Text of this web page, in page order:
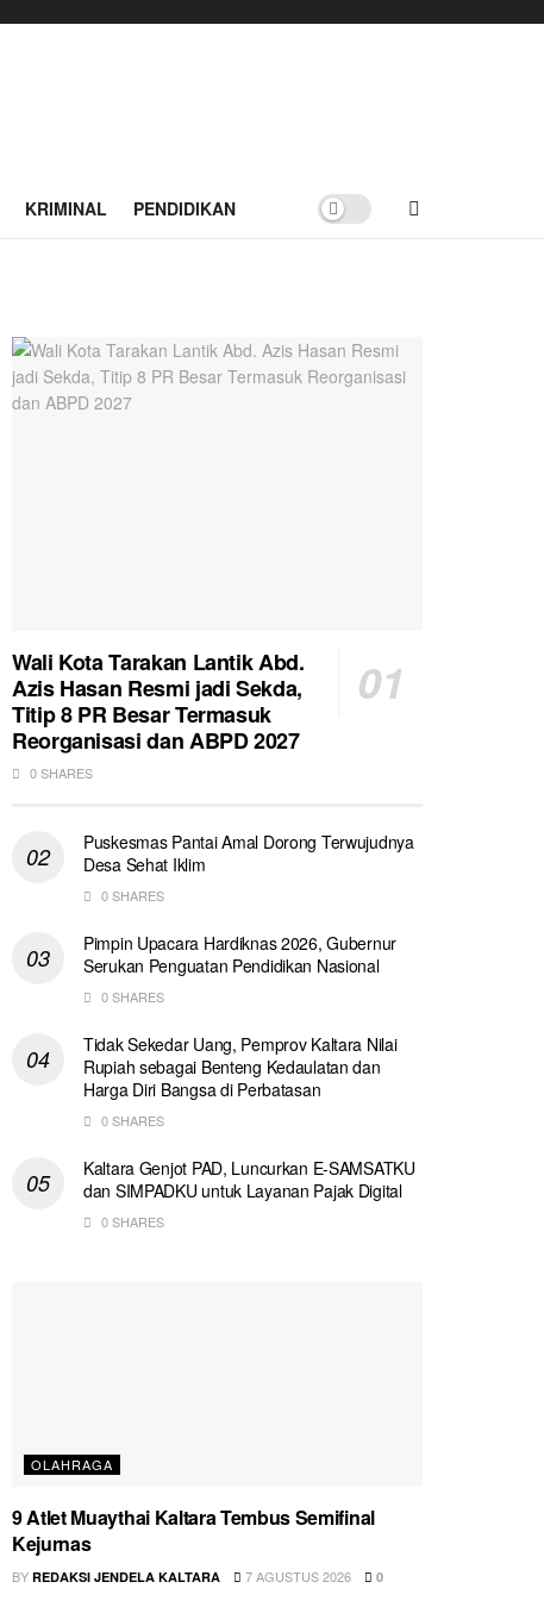
KRIMINAL PENDIDIKAN
Wali Kota Tarakan Lantik Abd.
Azis Hasan Resmi jadi Sekda,
Titip 8 PR Besar Termasuk
Reorganisasi dan ABPD 2027
0 SHARES
Puskesmas Pantai Amal Dorong Terwujudnya
Desa Sehat Iklim
0 SHARES
Pimpin Upacara Hardiknas 2026, Gubernur
Serukan Penguatan Pendidikan Nasional
0 SHARES
Tidak Sekedar Uang, Pemprov Kaltara Nilai
Rupiah sebagai Benteng Kedaulatan dan
Harga Diri Bangsa di Perbatasan
0 SHARES
Kaltara Genjot PAD, Luncurkan E-SAMSATKU
dan SIMPADKU untuk Layanan Pajak Digital
0 SHARES
OLAHRAGA
9 Atlet Muaythai Kaltara Tembus Semifinal
Kejurnas
BY REDAKSI JENDELA KALTARA 7 AGUSTUS 2026 0